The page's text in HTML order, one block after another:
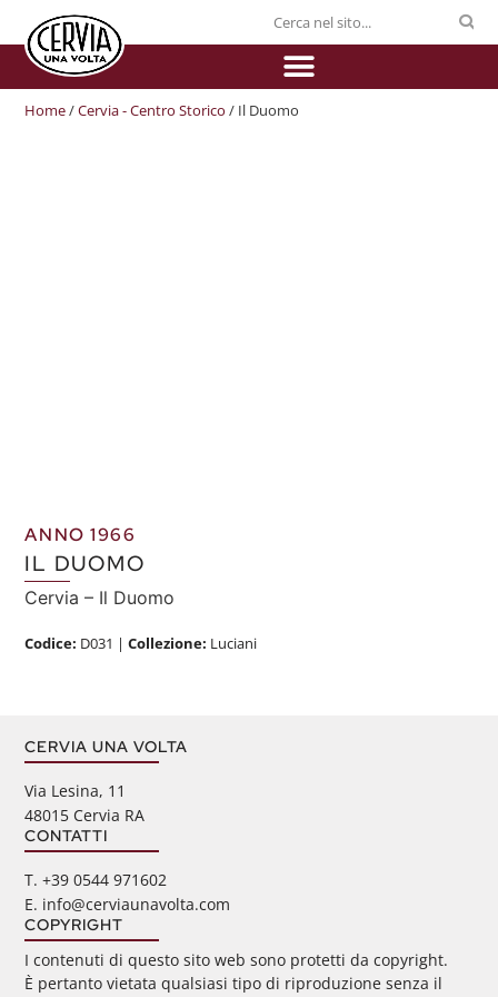
Home/Cervia - Centro Storico / Il Duomo
ANNO 1966
IL DUOMO
Cervia – Il Duomo
Codice: D031 |Collezione: Luciani
CERVIA UNA VOLTA
Via Lesina, 11
48015 Cervia RA
CONTATTI
‭T. +39 0544 971602
E. info@cerviaunavolta.com
COPYRIGHT
I contenuti di questo sito web sono protetti da copyright.
È pertanto vietata qualsiasi tipo di riproduzione senza il